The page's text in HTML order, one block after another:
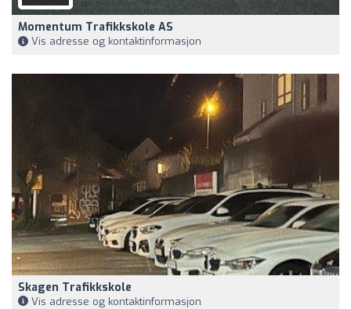
Momentum Trafikkskole AS
Vis adresse og kontaktinformasjon
Skagen Trafikkskole
Vis adresse og kontaktinformasjon